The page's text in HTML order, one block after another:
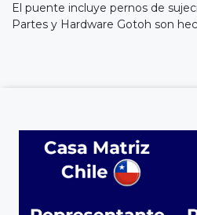
El puente incluye pernos de
Partes y Hardware Gotoh son